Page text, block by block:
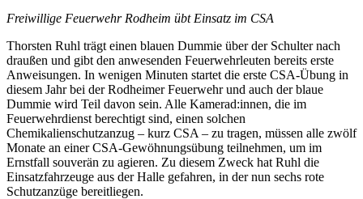
Freiwillige Feuerwehr Rodheim übt Einsatz im CSA
Thorsten Ruhl trägt einen blauen Dummie über der Schulter nach
draußen und gibt den anwesenden Feuerwehrleuten bereits erste
Anweisungen. In wenigen Minuten startet die erste CSA-Übung in
diesem Jahr bei der Rodheimer Feuerwehr und auch der blaue
Dummie wird Teil davon sein. Alle Kamerad:innen, die im
Feuerwehrdienst berechtigt sind, einen solchen
Chemikalienschutzanzug – kurz CSA – zu tragen, müssen alle zwölf
Monate an einer CSA-Gewöhnungsübung teilnehmen, um im
Ernstfall souverän zu agieren. Zu diesem Zweck hat Ruhl die
Einsatzfahrzeuge aus der Halle gefahren, in der nun sechs rote
Schutzanzüge bereitliegen.